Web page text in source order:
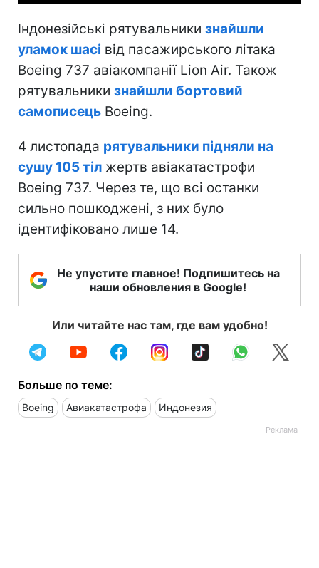
Індонезійські рятувальники знайшли
уламок шасі від пасажирського літака
Boeing 737 авіакомпанії Lion Air. Також
рятувальники знайшли бортовий
самописець Boeing.
4 листопада рятувальники підняли на
сушу 105 тіл жертв авіакатастрофи
Boeing 737. Через те, що всі останки
сильно пошкоджені, з них було
ідентифіковано лише 14.
Не упустите главное! Подпишитесь на
наши обновления в Google!
Или читайте нас там, где вам удобно!
Больше по теме:
Boeing Авиакатастрофа Индонезия